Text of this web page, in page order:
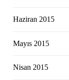
Haziran 2015
Mayıs 2015
Nisan 2015